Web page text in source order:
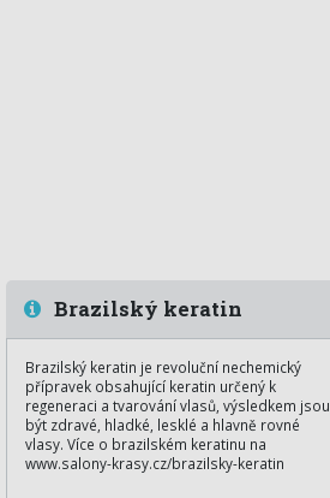
Brazilský keratin
Brazilský keratin je revoluční nechemický
přípravek obsahující keratin určený k
regeneraci a tvarování vlasů, výsledkem jsou
být zdravé, hladké, lesklé a hlavně rovné
vlasy. Více o brazilském keratinu na
www.salony-krasy.cz/brazilsky-keratin